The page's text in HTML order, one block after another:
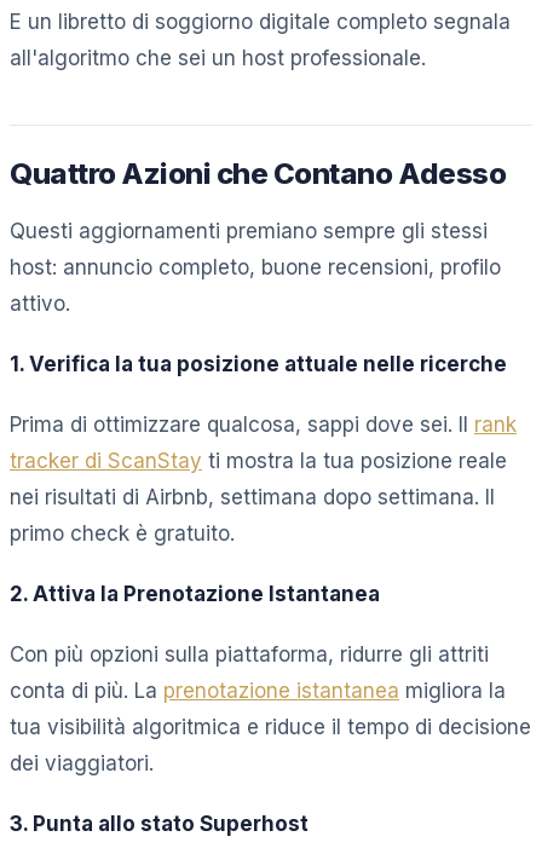
E un libretto di soggiorno digitale completo segnala
all'algoritmo che sei un host professionale.
Quattro Azioni che Contano Adesso
Questi aggiornamenti premiano sempre gli stessi
host: annuncio completo, buone recensioni, profilo
attivo.
1. Verifica la tua posizione attuale nelle ricerche
Prima di ottimizzare qualcosa, sappi dove sei. Il rank
tracker di ScanStay ti mostra la tua posizione reale
nei risultati di Airbnb, settimana dopo settimana. Il
primo check è gratuito.
2. Attiva la Prenotazione Istantanea
Con più opzioni sulla piattaforma, ridurre gli attriti
conta di più. La prenotazione istantanea migliora la
tua visibilità algoritmica e riduce il tempo di decisione
dei viaggiatori.
3. Punta allo stato Superhost